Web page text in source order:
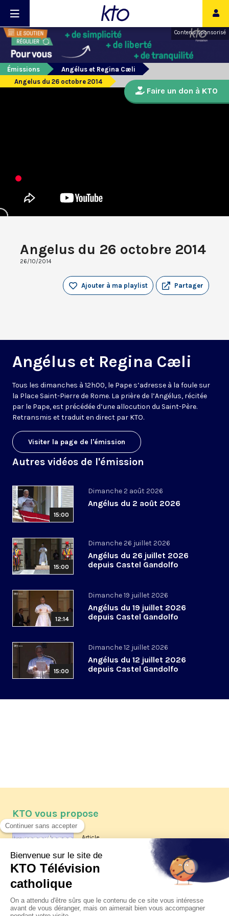
Contenu sponsorisé
Émissions
Angélus et Regina Cæli
Angelus du 26 octobre 2014
Angelus du 26 octobre 2014
26/10/2014
Partager
Ajouter à ma playlist
Angélus et Regina Cæli
Tous les dimanches à 12h00, le Pape s’adresse à la foule sur
la Place Saint-Pierre de Rome. La prière de l’Angélus, récitée
par le Pape, est précédée d’une allocution du Saint-Père.
Retransmis et traduit en direct par KTO.
Visiter la page de l'émission
Autres vidéos de l'émission
15:00
Dimanche 2 août 2026
Angélus du 2 août 2026
15:00
Dimanche 26 juillet 2026
Angélus du 26 juillet 2026
depuis Castel Gandolfo
12:14
Dimanche 19 juillet 2026
Angélus du 19 juillet 2026
depuis Castel Gandolfo
15:00
Dimanche 12 juillet 2026
Angélus du 12 juillet 2026
depuis Castel Gandolfo
Faire un don à KTO
KTO vous propose
Article
Les reportages d'été 2026 de KTO
La visite pastorale du pape Léon
XIV à Assise à suivre sur KTO le
jeudi 6 août